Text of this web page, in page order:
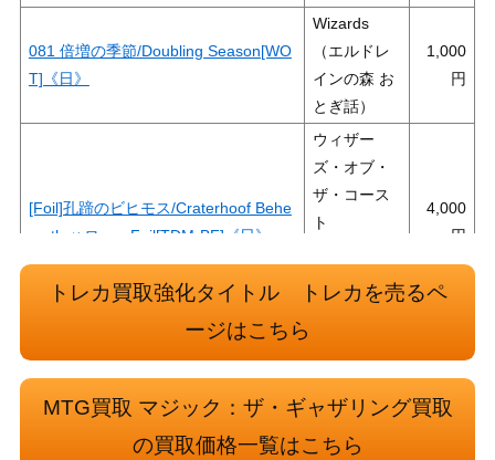
081 倍増の季節/Doubling Season[WO
T]《日》
Wizards
（エルドレ
インの森 お
とぎ話）
1,000
[Foil]孔蹄のビヒモス/Craterhoof Behe
moth ハロー・Foil[TDM-BF]《日》
ウィザー
ズ・オブ・
ザ・コース
ト
録）
4,000
[Foil] 法務官の声、アトラクサ/Atraxa,
Praetors’ Voice 098 エッチング [MUL]
（機械兵団
074 ネクロポーテンス/Necropotence
（エルドレ
トレカ買取強化タイトル トレカを売るペ
ージはこちら
MTG買取 マジック：ザ・ギャザリング買取
の買取価格一覧はこちら